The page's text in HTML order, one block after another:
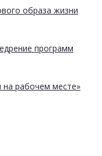
образа жизни
программ
на рабочем месте»